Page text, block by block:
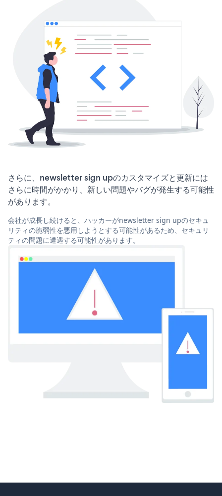
さらに、newsletter sign upのカスタマイズと更新には
さらに時間がかかり、新しい問題やバグが発生する可能性
があります。
会社が成長し続けると、ハッカーがnewsletter sign upのセキュ
リティの脆弱性を悪用しようとする可能性があるため、セキュリ
ティの問題に遭遇する可能性があります。